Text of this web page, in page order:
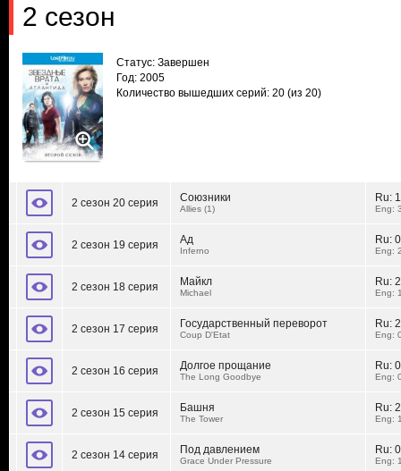
2 сезон
Статус: Завершен
Год: 2005
Количество вышедших серий: 20 (из 20)
2 сезон 20 серия Союзники
Allies (1)
Ru:
Eng:
2 сезон 19 серия Ад
Inferno
Ru:
Eng:
2 сезон 18 серия Майкл
Michael
Ru:
Eng:
2 сезон 17 серия Государственный переворот
Coup D'Etat
Ru:
Eng:
2 сезон 16 серия Долгое прощание
The Long Goodbye
Ru:
Eng:
2 сезон 15 серия Башня
The Tower
Ru:
Eng:
2 сезон 14 серия Под давлением
Grace Under Pressure
Ru:
Eng: